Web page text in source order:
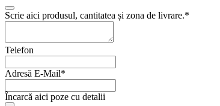
Scrie aici produsul, cantitatea și zona de livrare.*
Telefon
Adresă E-Mail*
Încarcă aici poze cu detalii